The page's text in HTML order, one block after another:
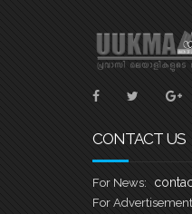
CONTACT US
For News:
For